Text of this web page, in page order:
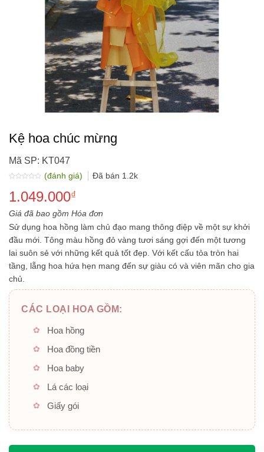
Kệ hoa chúc mừng
Mã SP: KT047
xếp
hạng
5
sao
(đánh giá) Đã bán 1.2k
1.049.000₫
Giá đã bao gồm Hóa đơn
Sử dụng hoa hồng làm chủ đạo mang thông điệp về một sự khởi
đầu mới. Tông màu hồng đỏ vàng tươi sáng gợi đến một tương
lai suôn sẻ với những kết quả tốt đẹp. Với kết cấu tỏa tròn hai
tầng, lẵng hoa hứa hẹn mang đến sự giàu có và viên mãn cho gia
chủ.
CÁC LOẠI HOA GỒM:
Hoa hồng
Hoa đồng tiền
Hoa baby
Lá các loại
Giấy gói